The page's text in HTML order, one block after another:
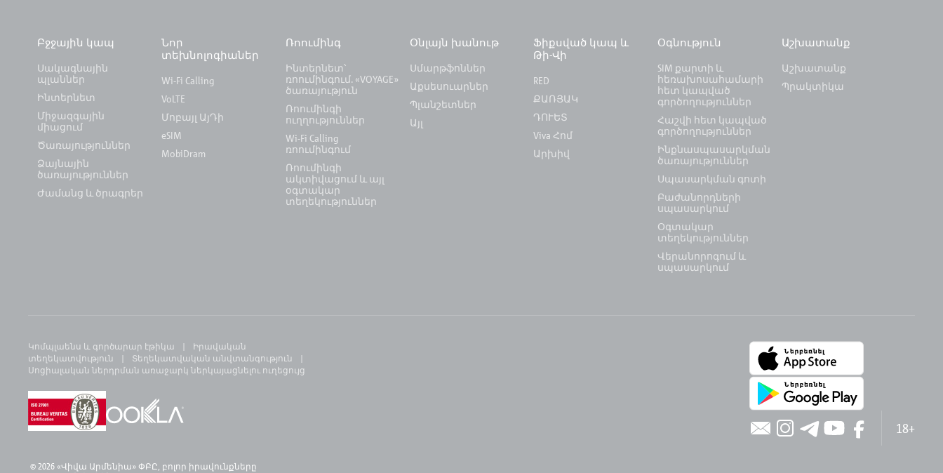
Բջջային կապ
Սակագնային
պլաններ
Ինտերնետ
Միջազգային
միացում
Ծառայություններ
Ձայնային
ծառայություններ
Ժամանց և ծրագրեր
Նոր
տեխնոլոգիաներ
Wi-Fi Calling
VoLTE
Մոբայլ ԱյԴի
eSIM
MobiDram
Ռոումինգ
Ինտերնետ՝
ռոումինգում. «VOYAGE»
ծառայություն
Ռոումինգի
ուղղություններ
Wi-Fi Calling
ռոումինգում
Ռոումինգի
ակտիվացում և այլ
օգտակար
տեղեկություններ
Օնլայն խանութ
Սմարթֆոններ
Աքսեսուարներ
Պլանշետներ
Այլ
Ֆիքսված կապ և
Թի-Վի
RED
ՔԱՌՅԱԿ
ԴՈՒԵՏ
Viva Հոմ
Արխիվ
Օգնություն
SIM քարտի և
հեռախոսահամարի
հետ կապված
գործողություններ
Հաշվի հետ կապված
գործողություններ
Ինքնասպասարկման
ծառայություններ
Սպասարկման գոտի
Բաժանորդների
սպասարկում
Օգտակար
տեղեկություններ
Վերանորոգում և
սպասարկում
Աշխատանք
Աշխատանք
Պրակտիկա
Կոմպլաենս և գործարար էթիկա
Իրավական
տեղեկատվություն
Տեղեկատվական անվտանգություն
Սոցիալական ներդրման առաջարկ ներկայացնելու ուղեցույց
© 2026 «Վիվա Արմենիա» ՓԲԸ, բոլոր իրավունքները
18+